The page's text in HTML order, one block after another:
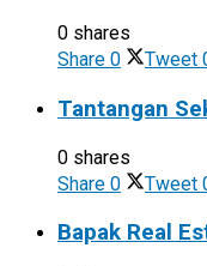
0 shares
Share 0 Tweet
Tantangan
0 shares
Share 0 Tweet
Bapak Real